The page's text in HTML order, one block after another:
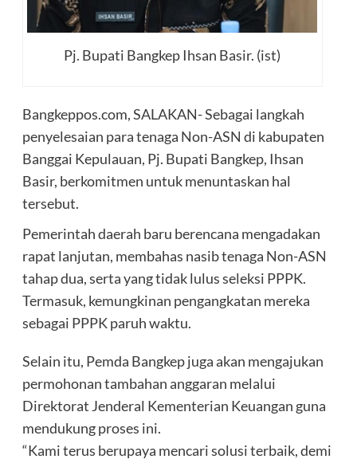
Pj. Bupati Bangkep Ihsan Basir. (ist)
Bangkeppos.com, SALAKAN- Sebagai langkah
penyelesaian para tenaga Non-ASN di kabupaten
Banggai Kepulauan, Pj. Bupati Bangkep, Ihsan
Basir, berkomitmen untuk menuntaskan hal
tersebut.
Pemerintah daerah baru berencana mengadakan
rapat lanjutan, membahas nasib tenaga Non-ASN
tahap dua, serta yang tidak lulus seleksi PPPK.
Termasuk, kemungkinan pengangkatan mereka
sebagai PPPK paruh waktu.
Selain itu, Pemda Bangkep juga akan mengajukan
permohonan tambahan anggaran melalui
Direktorat Jenderal Kementerian Keuangan guna
mendukung proses ini.
“Kami terus berupaya mencari solusi terbaik, demi